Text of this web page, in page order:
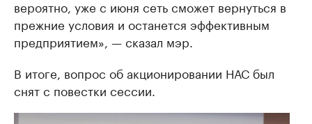
вероятно, уже с июня сеть сможет вернуться в
прежние условия и останется эффективным
предприятием», — сказал мэр.
В итоге, вопрос об акционировании НАС был
снят с повестки сессии.